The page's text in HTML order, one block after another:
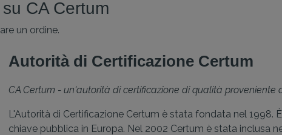
CA Certum
un ordine.
Autorità di Certificazione Certum
CA Certum - un'autorità di certificazione di qualità proveniente
L'Autorità di Certificazione Certum è stata fondata nel 1998.
chiave pubblica in Europa. Nel 2002 Certum è stata inclusa